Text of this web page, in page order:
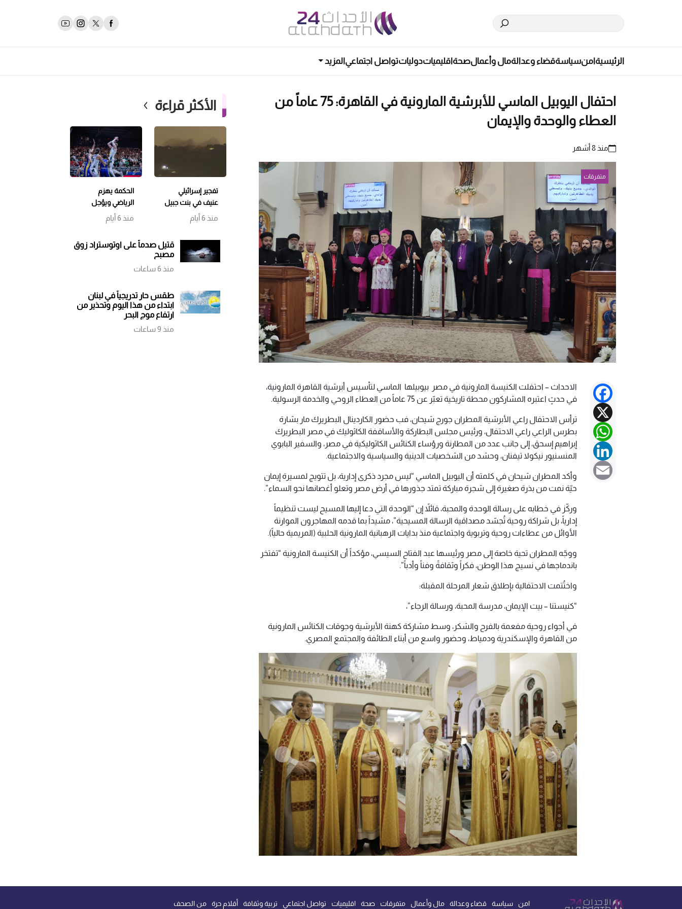
الرئيسيةامنسياسةقضاء وعدالةمال وأعمالصحةاقليمياتدولياتتواصل اجتماعيالمزيد
احتفال اليوبيل الماسي للأبرشية المارونية في القاهرة: 75 عاماً من
العطاء والوحدة والإيمان
منذ 8 أشهر
متفرقات
Facebook
X
WhatsApp
LinkedIn
Email
الاحداث – احتفلت الكنيسة المارونية في مصر بيوبيلها الماسي لتأسيس أبرشية القاهرة المارونية،
في حدثٍ اعتبره المشاركون محطة تاريخية تعبّر عن 75 عاماً من العطاء الروحي والخدمة الرسولية.
ترأس الاحتفال راعي الأبرشية المطران جورج شيحان، فب حضور الكاردينال البطريرك مار بشارة
بطرس الراعي راعي الاحتفال، ورئيس مجلس البطاركة والأساقفة الكاثوليك في مصر البطريرك
إبراهيم إسحق، إلى جانب عدد من المطارنة ورؤساء الكنائس الكاثوليكية في مصر، والسفير البابوي
المنسنيور نيكولا تيفنان، وحشد من الشخصيات الدينية والسياسية والاجتماعية.
وأكد المطران شيحان في كلمته أن اليوبيل الماسي “ليس مجرد ذكرى إدارية، بل تتويج لمسيرة إيمان
حيّة نمت من بذرة صغيرة إلى شجرة مباركة تمتد جذورها في أرض مصر وتعلو أغصانها نحو السماء”.
وركّز في خطابه على رسالة الوحدة والمحبة، قائلاً إن “الوحدة التي دعا إليها المسيح ليست تنظيماً
إدارياً، بل شراكة روحية تُجسّد مصداقية الرسالة المسيحية”، مشيداً بما قدمه المهاجرون الموارنة
الأوائل من عطاءات روحية وتربوية واجتماعية منذ بدايات الرهبانية المارونية الحلبية (المريمية حالياً).
ووجّه المطران تحية خاصة إلى مصر ورئيسها عبد الفتاح السيسي، مؤكداً أن الكنيسة المارونية “تفتخر
باندماجها في نسيج هذا الوطن، فكراً وثقافةً وفناً وأدباً”.
واختُتمت الاحتفالية بإطلاق شعار المرحلة المقبلة:
“كنيستنا – بيت الإيمان، مدرسة المحبة، ورسالة الرجاء”،
في أجواء روحية مفعمة بالفرح والشكر، وسط مشاركة كهنة الأبرشية وجوقات الكنائس المارونية
من القاهرة والإسكندرية ودمياط، وحضور واسع من أبناء الطائفة والمجتمع المصري.
الأكثر قراءة
تفجير إسرائيلي
عنيف في بنت جبيل
وتمشيط باتجاه
منذ 6 أيام
الحكمة يهزم
الرياضي ويؤجل
حسم اللقب إلى
مباراة سابعة
منذ 6 أيام
قتيل صدماً على اوتوستراد زوق
مصبح
منذ 6 ساعات
طقس حار تدريجياً في لبنان
ابتداء من هذا اليوم وتحذير من
ارتفاع موج البحر
منذ 9 ساعات
امن سياسة قضاء وعدالة مال وأعمال متفرقات صحة اقليميات تواصل اجتماعي تربية وثقافة أقلام حرة من الصحف